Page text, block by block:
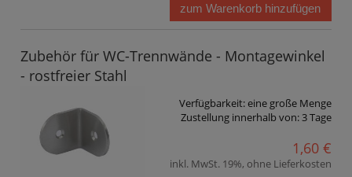
zum Warenkorb hinzufügen
Zubehör für WC-Trennwände - Montagewinkel
- rostfreier Stahl
Verfügbarkeit:eine große Menge
Zustellung innerhalb von:3 Tage
1,60 €
inkl. MwSt. 19%, ohne Lieferkosten